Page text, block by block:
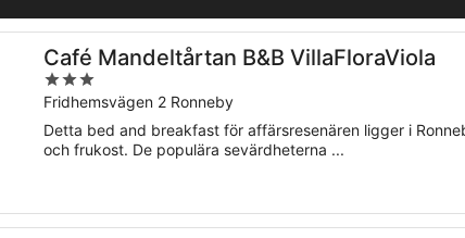
Café Mandeltårtan B&B VillaFloraViola
3
out
of
5
Fridhemsvägen 2 Ronneby
Detta bed and breakfast för affärsresenären ligger i
och frukost. De populära sevärdheterna ...